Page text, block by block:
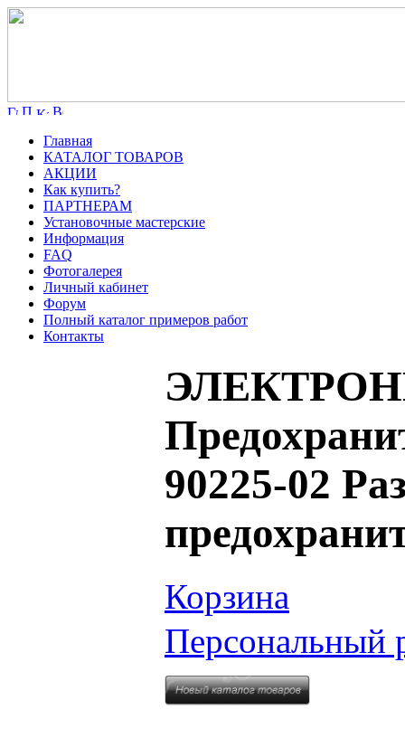
Главная
КАТАЛОГ ТОВАРОВ
АКЦИИ
Как купить?
ПАРТНЕРАМ
Установочные мастерские
Информация
FAQ
Фотогалерея
Личный кабинет
Форум
Полный каталог примеров работ
Контакты
90225-02
Корзина
Персональный